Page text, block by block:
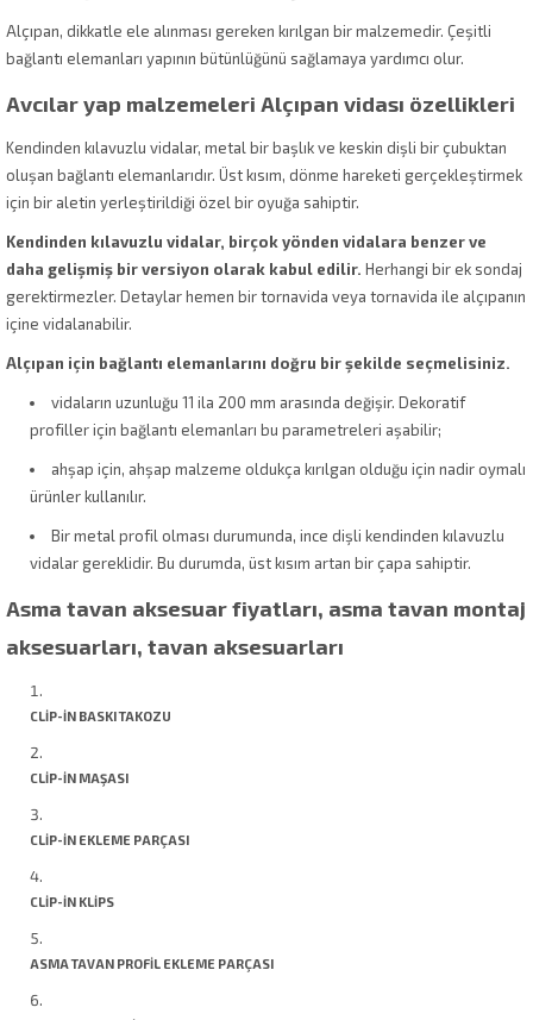
Alçıpan, dikkatle ele alınması gereken kırılgan bir malzemedir. Çeşitli
bağlantı elemanları yapının bütünlüğünü sağlamaya yardımcı olur.
Avcılar yap malzemeleri Alçıpan vidası özellikleri
Kendinden kılavuzlu vidalar, metal bir başlık ve keskin dişli bir çubuktan
oluşan bağlantı elemanlarıdır. Üst kısım, dönme hareketi gerçekleştirmek
için bir aletin yerleştirildiği özel bir oyuğa sahiptir.
Kendinden kılavuzlu vidalar, birçok yönden vidalara benzer ve
daha gelişmiş bir versiyon olarak kabul edilir. Herhangi bir ek sondaj
gerektirmezler. Detaylar hemen bir tornavida veya tornavida ile alçıpanın
içine vidalanabilir.
Alçıpan için bağlantı elemanlarını doğru bir şekilde seçmelisiniz.
vidaların uzunluğu 11 ila 200 mm arasında değişir. Dekoratif
profiller için bağlantı elemanları bu parametreleri aşabilir;
ahşap için, ahşap malzeme oldukça kırılgan olduğu için nadir oymalı
ürünler kullanılır.
Bir metal profil olması durumunda, ince dişli kendinden kılavuzlu
vidalar gereklidir. Bu durumda, üst kısım artan bir çapa sahiptir.
Asma tavan aksesuar fiyatları, asma tavan montaj
aksesuarları, tavan aksesuarları​
CLİP-İN BASKI TAKOZU
CLİP-İN MAŞASI
CLİP-İN EKLEME PARÇASI
CLİP-İN KLİPS
ASMA TAVAN PROFİL EKLEME PARÇASI